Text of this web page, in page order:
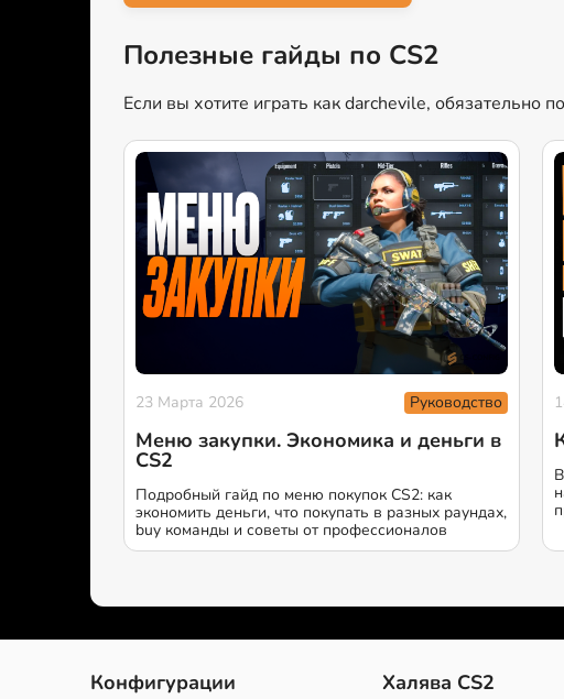
Полезные гайды по CS2
Если вы хотите играть как darchevile, обязательно
23 Марта 2026 Руководство
Меню закупки. Экономика и деньги в
CS2
Подробный гайд по меню покупок CS2: как
экономить деньги, что покупать в разных раундах,
buy команды и советы от профессионалов
Конфигурации Халява CS2